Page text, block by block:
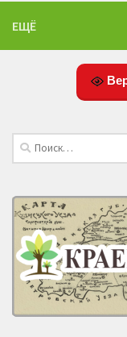
ЕЩЁ
Найти: